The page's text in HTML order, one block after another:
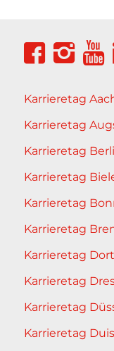
Karrieretag
Karrieretag
Karrieretag
Karrieretag
Karrieretag
Karrieretag
Karrieretag
Karrieretag
Karrieretag
Karrieretag